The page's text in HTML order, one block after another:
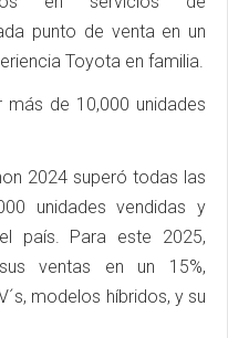
punto de venta en un
Toyota en familia.
de 10,000 unidades
2024 superó todas las
unidades vendidas y
país. Para este 2025,
ventas en un 15%,
modelos híbridos, y su